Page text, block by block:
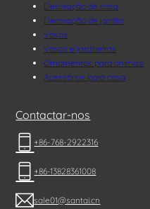
Decoração de casa
Decoração de jardim
Vasos
Vasos e jardineiras
Ornamentos para animais
Acessórios para casa
Contactar-nos
+86-768-2922316
+86-13828361008
sale01@santai.cn